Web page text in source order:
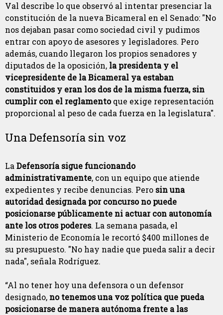
Val describe lo que observó al intentar presenciar la
constitución de la nueva Bicameral en el Senado: "No
nos dejaban pasar como sociedad civil y pudimos
entrar con apoyo de asesores y legisladores. Pero
además, cuando llegaron los propios senadores y
diputados de la oposición, la presidenta y el
vicepresidente de la Bicameral ya estaban
constituidos y eran los dos de la misma fuerza, sin
cumplir con el reglamentoque exige representación
proporcional al peso de cada fuerza en la legislatura".
Una Defensoría sin voz
LaDefensoría sigue funcionando
administrativamente, con un equipo que atiende
expedientes y recibe denuncias. Pero sin una
autoridad designada por concurso no puede
posicionarse públicamente ni actuar con autonomía
ante los otros poderes. La semana pasada, el
Ministerio de Economía le recortó $400 millones de
su presupuesto. "No hay nadie que pueda salir a decir
nada", señala Rodríguez.
“Al no tener hoy una defensora o un defensor
designado, no tenemos una voz política que pueda
posicionarse de manera autónoma frente a las